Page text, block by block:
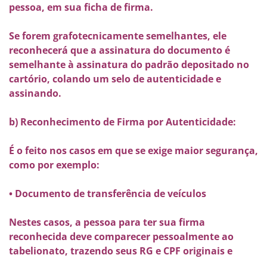
pessoa, em sua ficha de firma.
Se forem grafotecnicamente semelhantes, ele
reconhecerá que a assinatura do documento é
semelhante à assinatura do padrão depositado no
cartório, colando um selo de autenticidade e
assinando.
b) Reconhecimento de Firma por Autenticidade:
É o feito nos casos em que se exige maior segurança,
como por exemplo:
• Documento de transferência de veículos
Nestes casos, a pessoa para ter sua firma
reconhecida deve comparecer pessoalmente ao
tabelionato, trazendo seus RG e CPF originais e